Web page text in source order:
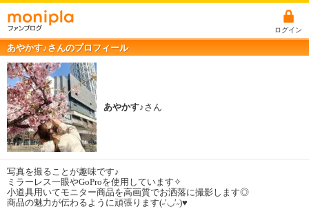
ログイン
あやかす♪さんのプロフィール
あやかす♪さん
写真を撮ることが趣味です♪
ミラーレス一眼やGoProを使用しています✧
小道具用いてモニター商品を高画質でお洒落に撮影します◎
商品の魅力が伝わるように頑張ります(˶′◡′˶)♥